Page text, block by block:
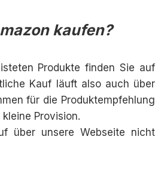
kaufen?
Produkte finden Sie auf
Kauf läuft also auch über
für die Produktempfehlung
Provision.
über unsere Webseite nicht